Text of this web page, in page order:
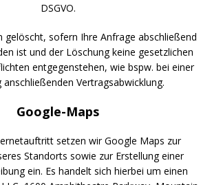
DSGVO.
gelöscht, sofern Ihre Anfrage abschließend
ist und der Löschung keine gesetzlichen
entgegenstehen, wie bspw. bei einer
anschließenden Vertragsabwicklung.
Google-Maps
setzen wir Google Maps zur
Standorts sowie zur Erstellung einer
ein. Es handelt sich hierbei um einen